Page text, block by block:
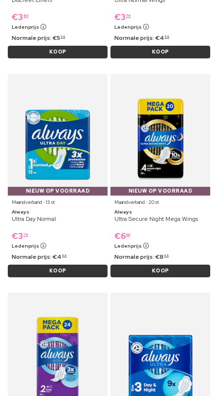
€3 89
Ledenprijs
Normale prijs:€5 29
KOOP
€3 79
Ledenprijs
Normale prijs:€4 69
KOOP
NIEUW OP VOORRAAD
Maandverband ⋅ 13 st
Always
Ultra Day Normal
€3 79
Ledenprijs
Normale prijs:€4 69
KOOP
NIEUW OP VOORRAAD
Maandverband ⋅ 20 st
Always
Ultra Secure Night Mega Wings
€669
Ledenprijs
Normale prijs:€8 69
KOOP